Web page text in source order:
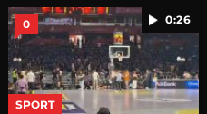
0:26
0
SPORT